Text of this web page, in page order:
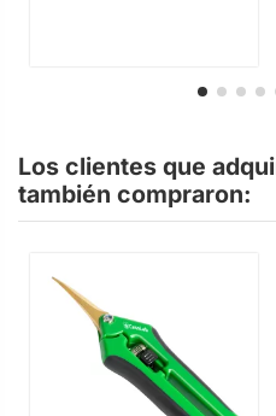
Los clientes que
también compraron: